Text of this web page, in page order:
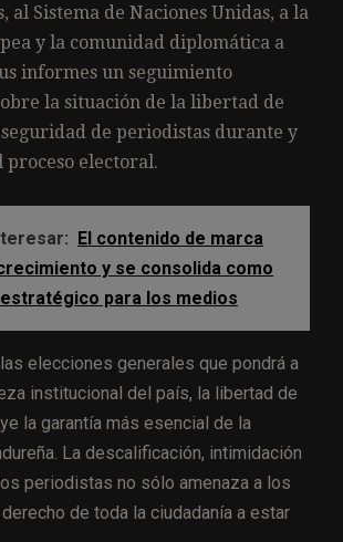
al Sistema de Naciones Unidas, a la
y la comunidad diplomática a
informes un seguimiento
la situación de la libertad de
de periodistas durante y
proceso electoral.
El contenido de marca
y se consolida como
para los medios
elecciones generales que pondrá a
institucional del país, la libertad de
la garantía más esencial de la
La descalificación, intimidación
periodistas no sólo amenaza a los
de toda la ciudadanía a estar